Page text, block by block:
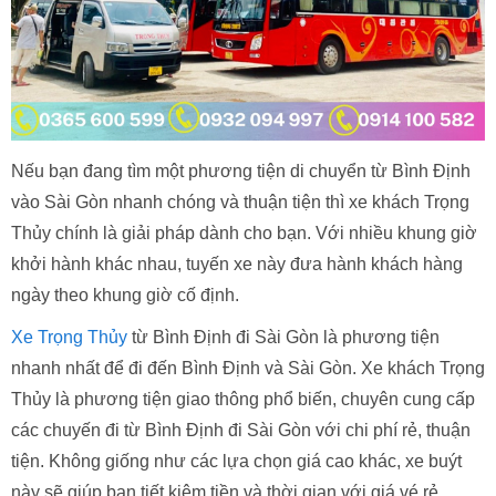
Nếu bạn đang tìm một phương tiện di chuyển từ Bình Định
vào Sài Gòn nhanh chóng và thuận tiện thì xe khách Trọng
Thủy chính là giải pháp dành cho bạn. Với nhiều khung giờ
khởi hành khác nhau, tuyến xe này đưa hành khách hàng
ngày theo khung giờ cố định.
Xe Trọng Thủy từ Bình Định đi Sài Gòn là phương tiện
nhanh nhất để đi đến Bình Định và Sài Gòn. Xe khách Trọng
Thủy là phương tiện giao thông phổ biến, chuyên cung cấp
các chuyến đi từ Bình Định đi Sài Gòn với chi phí rẻ, thuận
tiện. Không giống như các lựa chọn giá cao khác, xe buýt
này sẽ giúp bạn tiết kiệm tiền và thời gian với giá vé rẻ.